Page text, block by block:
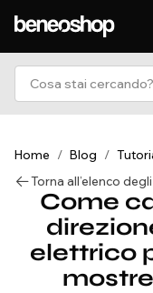
Home / Blog /
Torna all’elenco
Come
elettrico